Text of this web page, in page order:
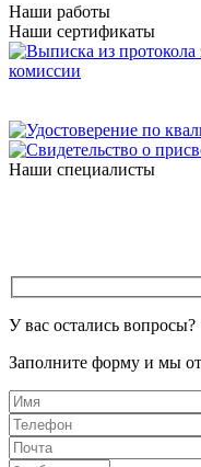
Наши работы
Наши сертификаты
Наши специалисты
У вас остались вопросы?
Заполните форму и мы